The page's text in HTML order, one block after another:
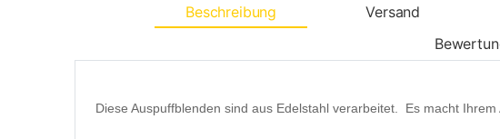
Beschreibung Versand
Diese Auspuffblenden sind aus Edelstahl verarbeitet. Es macht